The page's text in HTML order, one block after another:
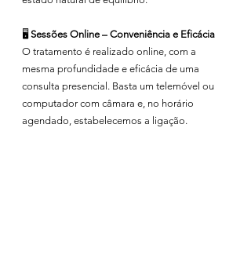
🖥 Sessões Online – Conveniência e Eficácia
O tratamento é realizado online, com a
mesma profundidade e eficácia de uma
consulta presencial. Basta um telemóvel ou
computador com câmara e, no horário
agendado, estabelecemos a ligação.